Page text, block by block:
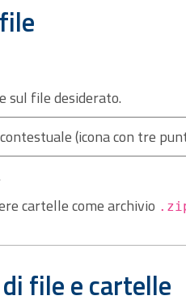
sul file desiderato.
(icona con tre
cartelle come archivio
file e cartelle